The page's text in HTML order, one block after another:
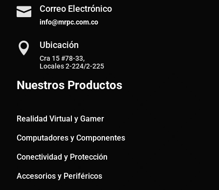
 Correo Electrónico
info@mrpc.com.co
 Ubicación
Cra 15 #78-33,
Locales 2-224/2-225
Nuestros Productos
Realidad Virtual y Gamer
Computadores y Componentes
Conectividad y Protección
Accesorios y Periféricos